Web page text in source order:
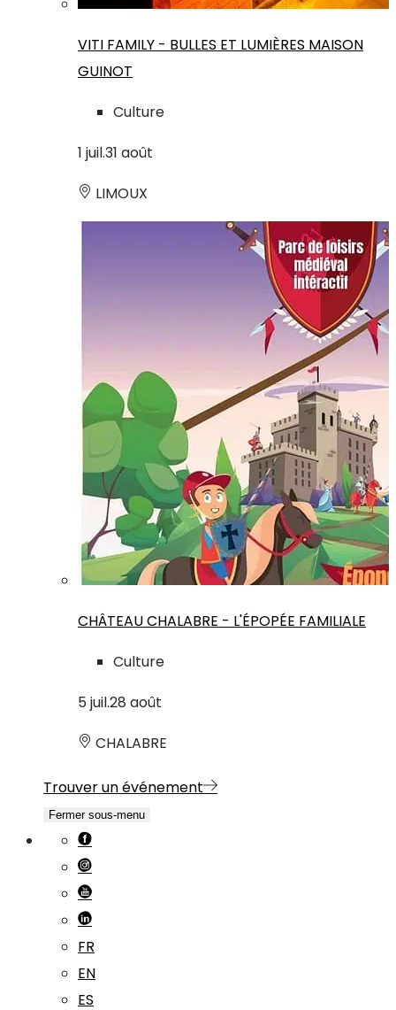
VITI FAMILY - BULLES ET LUMIÈRES MAISON
GUINOT
Culture
1 juil.31 août
LIMOUX
CHÂTEAU CHALABRE - L'ÉPOPÉE FAMILIALE
Culture
5 juil.28 août
CHALABRE
Trouver un événement
Fermer sous-menu
FR
EN
ES